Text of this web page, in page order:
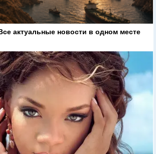
актуальные новости в одном месте